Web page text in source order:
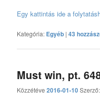
Egy kattintás ide a
Kategória: Egyéb |43
Must win, pt.
Közzétéve2016-01-10